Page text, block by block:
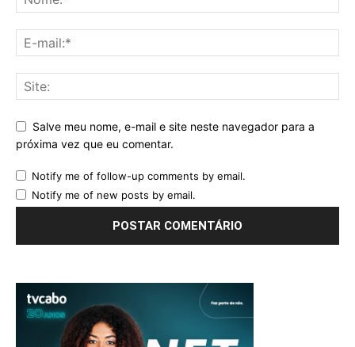
Salve meu nome, e-mail e site neste navegador para a
próxima vez que eu comentar.
Notify me of follow-up comments by email.
Notify me of new posts by email.